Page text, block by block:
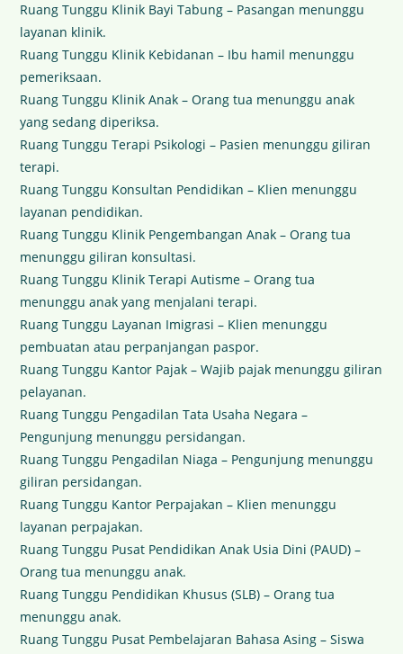
Ruang Tunggu Klinik Bayi Tabung – Pasangan menunggu
layanan klinik.
Ruang Tunggu Klinik Kebidanan – Ibu hamil menunggu
pemeriksaan.
Ruang Tunggu Klinik Anak – Orang tua menunggu anak
yang sedang diperiksa.
Ruang Tunggu Terapi Psikologi – Pasien menunggu giliran
terapi.
Ruang Tunggu Konsultan Pendidikan – Klien menunggu
layanan pendidikan.
Ruang Tunggu Klinik Pengembangan Anak – Orang tua
menunggu giliran konsultasi.
Ruang Tunggu Klinik Terapi Autisme – Orang tua
menunggu anak yang menjalani terapi.
Ruang Tunggu Layanan Imigrasi – Klien menunggu
pembuatan atau perpanjangan paspor.
Ruang Tunggu Kantor Pajak – Wajib pajak menunggu giliran
pelayanan.
Ruang Tunggu Pengadilan Tata Usaha Negara –
Pengunjung menunggu persidangan.
Ruang Tunggu Pengadilan Niaga – Pengunjung menunggu
giliran persidangan.
Ruang Tunggu Kantor Perpajakan – Klien menunggu
layanan perpajakan.
Ruang Tunggu Pusat Pendidikan Anak Usia Dini (PAUD) –
Orang tua menunggu anak.
Ruang Tunggu Pendidikan Khusus (SLB) – Orang tua
menunggu anak.
Ruang Tunggu Pusat Pembelajaran Bahasa Asing – Siswa